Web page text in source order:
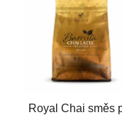
Royal Chai směs